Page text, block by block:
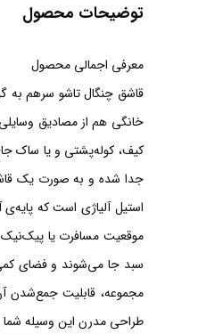
توضیحات محصول
معرفی اجمالی محصول
قاشق چنگال تاشو سرهم به
خانگی هم از مصادیق
کیف، کوله‌پشتی و یا ساک
جدا شده و به صورت یک
موقعیت مسافرت یا پیک‌نیک
مجموعه، قابلیت جمع‌شدن
طراحی مدرن این وسیله شما